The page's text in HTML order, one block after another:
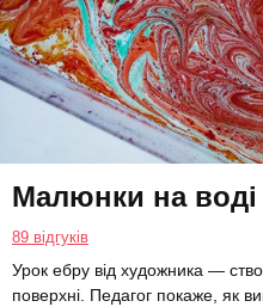
Малюнки на воді
89 відгуків
Урок ебру від художника —
поверхні. Педагог покаже, як